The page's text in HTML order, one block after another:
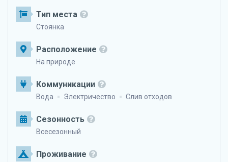
Тип места
Стоянка
Расположение
На природе
Коммуникации
Вода Электричество Слив отходов
Сезонность
Всесезонный
Проживание